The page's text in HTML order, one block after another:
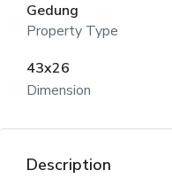
Gedung
Property Type
43x26
Dimension
Description